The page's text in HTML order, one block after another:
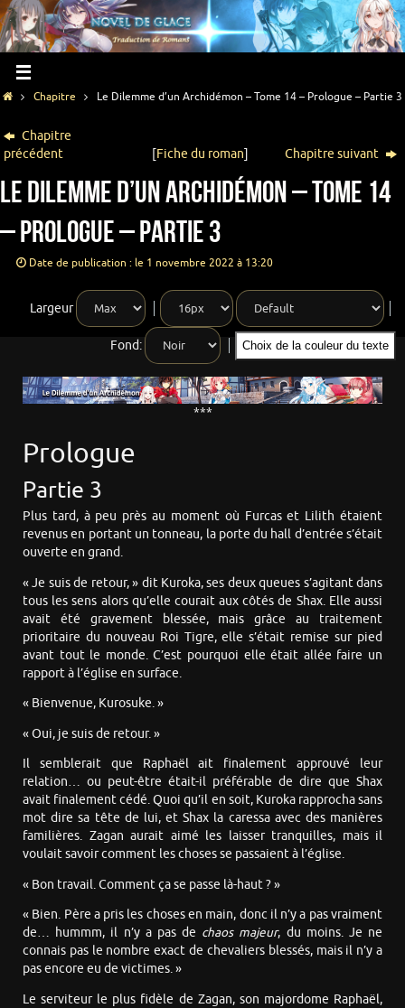
Chapitre Le Dilemme d’un Archidémon – Tome 14 – Prologue – Partie 3
Chapitre
précédent
[Fiche du roman] Chapitre suivant
Le Dilemme d’un Archidémon – Tome 14
– Prologue – Partie 3
Date de publication : le 1 novembre 2022 à 13:20
Largeur
Fond: Choix de la couleur du texte
***
Prologue
Partie 3
Plus tard, à peu près au moment où Furcas et Lilith étaient
revenus en portant un tonneau, la porte du hall d’entrée s’était
ouverte en grand.
« Je suis de retour, » dit Kuroka, ses deux queues s’agitant dans
tous les sens alors qu’elle courait aux côtés de Shax. Elle aussi
avait été gravement blessée, mais grâce au traitement
prioritaire du nouveau Roi Tigre, elle s’était remise sur pied
avant tout le monde. C’est pourquoi elle était allée faire un
rapport à l’église en surface.
« Bienvenue, Kurosuke. »
« Oui, je suis de retour. »
Il semblerait que Raphaël ait finalement approuvé leur
relation… ou peut-être était-il préférable de dire que Shax
avait finalement cédé. Quoi qu’il en soit, Kuroka rapprocha sans
mot dire sa tête de lui, et Shax la caressa avec des manières
familières. Zagan aurait aimé les laisser tranquilles, mais il
voulait savoir comment les choses se passaient à l’église.
« Bon travail. Comment ça se passe là-haut ? »
« Bien. Père a pris les choses en main, donc il n’y a pas vraiment
de… hummm, il n’y a pas de chaos majeur, du moins. Je ne
connais pas le nombre exact de chevaliers blessés, mais il n’y a
pas encore eu de victimes. »
Le serviteur le plus fidèle de Zagan, son majordome Raphaël,